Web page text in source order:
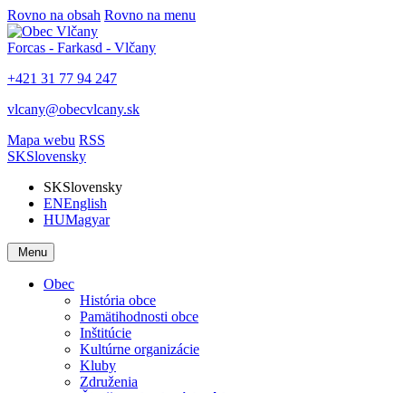
Rovno na obsah Rovno na menu
Forcas - Farkasd - Vlčany
+421 31 77 94 247
vlcany@obecvlcany.sk
Mapa webu RSS
SKSlovensky
SKSlovensky
ENEnglish
HUMagyar
Menu
Obec
História obce
Pamätihodnosti obce
Inštitúcie
Kultúrne organizácie
Kluby
Združenia